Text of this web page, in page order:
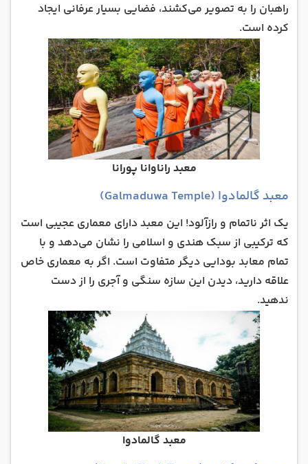
راهبان را به تصویر می‌کشند، فضایی بسیار عرفانی ایجاد
کرده است.
معبد راناوانا پورانا
معبد گالمادوا (Galmaduwa Temple)
یک اثر ناتمام و رازآلود! این معبد دارای معماری عجیبی است
که ترکیبی از سبک هندی و اسلامی را نشان می‌دهد و با
تمام معابد بودایی دیگر متفاوت است. اگر به معماری خاص
علاقه دارید، دیدن این سازه سنگی و آجری را از دست
ندهید.
معبد گالمادوا